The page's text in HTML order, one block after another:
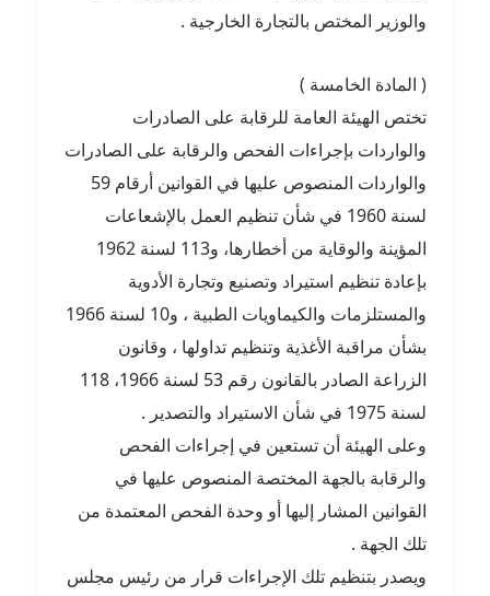
والوزير المختص بالتجارة الخارجية .
( المادة الخامسة )
تختص الهيئة العامة للرقابة على الصادرات
والواردات بإجراءات الفحص والرقابة على الصادرات
والواردات المنصوص عليها في القوانين أرقام 59
لسنة 1960 في شأن تنظيم العمل بالإشعاعات
المؤينة والوقاية من أخطارها، و113 لسنة 1962
بإعادة تنظيم استيراد وتصنيع وتجارة الأدوية
والمستلزمات والكيماويات الطبية ، و10 لسنة 1966
بشأن مراقبة الأغذية وتنظيم تداولها ، وقانون
الزراعة الصادر بالقانون رقم 53 لسنة 1966، 118
لسنة 1975 في شأن الاستيراد والتصدير .
وعلى الهيئة أن تستعين في إجراءات الفحص
والرقابة بالجهة المختصة المنصوص عليها في
القوانين المشار إليها أو وحدة الفحص المعتمدة من
تلك الجهة .
ويصدر بتنظيم تلك الإجراءات قرار من رئيس مجلس